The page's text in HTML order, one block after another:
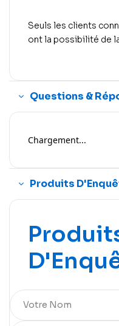
Seuls les clients
ont la possibilité de
Questions &
Chargement...
Produits